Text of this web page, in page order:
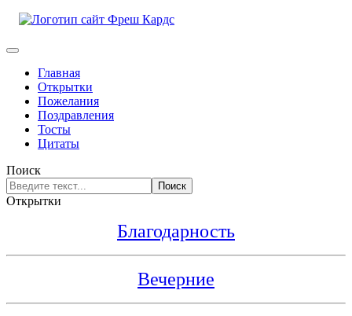
Главная
Открытки
Пожелания
Поздравления
Тосты
Цитаты
Поиск
Поиск
Открытки
Благодарность
Вечерние